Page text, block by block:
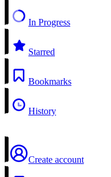
In Progress
Starred
Bookmarks
History
Create account